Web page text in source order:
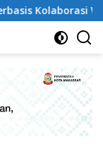
Warga